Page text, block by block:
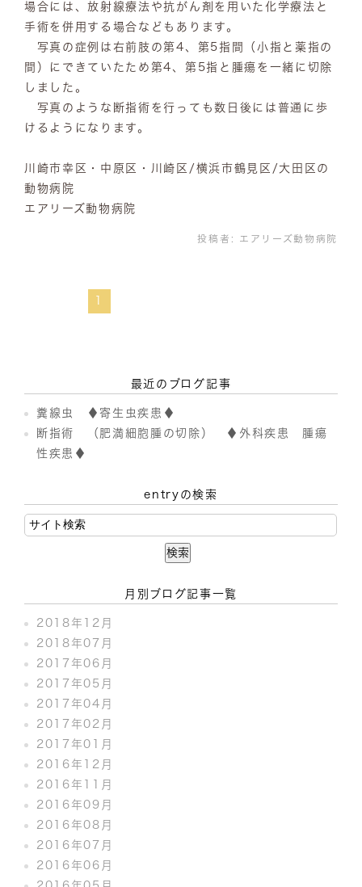
場合には、放射線療法や抗がん剤を用いた化学療法と
手術を併用する場合などもあります。
写真の症例は右前肢の第4、第5指間（小指と薬指の
間）にできていたため第4、第5指と腫瘍を一緒に切除
しました。
写真のような断指術を行っても数日後には普通に歩
けるようになります。
川崎市幸区・中原区・川崎区/横浜市鶴見区/大田区の
動物病院
エアリーズ動物病院
投稿者: エアリーズ動物病院
最近のブログ記事
糞線虫 ♦寄生虫疾患♦
断指術 （肥満細胞腫の切除） ♦外科疾患 腫瘍
性疾患♦
entryの検索
月別ブログ記事一覧
2018年12月
2018年07月
2017年06月
2017年05月
2017年04月
2017年02月
2017年01月
2016年12月
2016年11月
2016年09月
2016年08月
2016年07月
2016年06月